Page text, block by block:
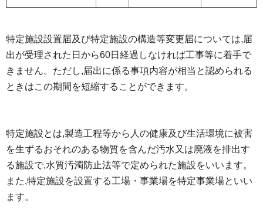
特定施設設置届及び特定施設の構造等変更届については,届
出が受理された日から60日経過しなければ工事等に着手で
きません。ただし,届出に係る事項内容が相当と認められる
ときはこの期間を短縮することができます。
特定施設とは,製造工程等から人の健康及び生活環境に被害
を生ずるおそれのある物質を含んだ汚水又は廃液を排出す
る施設で,水質汚濁防止法等で定められた施設をいいます。
また,特定施設を設置する工場・事業場を特定事業場といい
ます。